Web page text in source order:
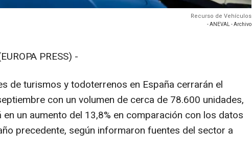
Recurso de Vehículos
- ANEVAL - Archivo
PRESS) -
de turismos y todoterrenos en España cerrarán el
con un volumen de cerca de 78.600 unidades,
un aumento del 13,8% en comparación con los datos
precedente, según informaron fuentes del sector a